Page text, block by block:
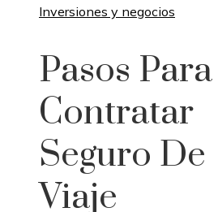
Inversiones y negocios
Pasos Para
Contratar
Seguro De
Viaje